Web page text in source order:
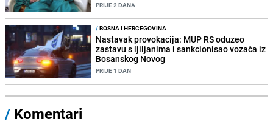
PRIJE 2 DANA
/BOSNA I HERCEGOVINA
Nastavak provokacija: MUP RS oduzeo
zastavu s ljiljanima i sankcionisao vozača iz
Bosanskog Novog
PRIJE 1 DAN
/ Komentari